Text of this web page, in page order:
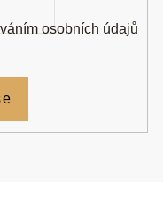
osobních údajů